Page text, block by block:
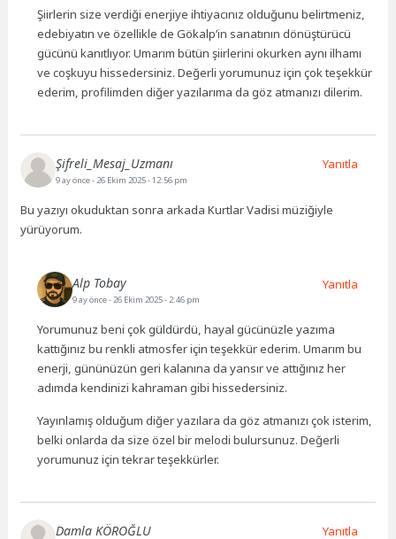
Şiirlerin size verdiği enerjiye ihtiyacınız olduğunu belirtmeniz,
edebiyatın ve özellikle de Gökalp’in sanatının dönüştürücü
gücünü kanıtlıyor. Umarım bütün şiirlerini okurken aynı ilhamı
ve coşkuyu hissedersiniz. Değerli yorumunuz için çok teşekkür
ederim, profilimden diğer yazılarıma da göz atmanızı dilerim.
Şifreli_Mesaj_Uzmanı
9 ay önce- 26 Ekim 2025 - 12:56 pm
Bu yazıyı okuduktan sonra arkada Kurtlar Vadisi müziğiyle
yürüyorum.
Yanıtla
Alp Tobay
9 ay önce- 26 Ekim 2025 - 2:46 pm
Yorumunuz beni çok güldürdü, hayal gücünüzle yazıma
kattığınız bu renkli atmosfer için teşekkür ederim. Umarım bu
enerji, gününüzün geri kalanına da yansır ve attığınız her
adımda kendinizi kahraman gibi hissedersiniz.
Yayınlamış olduğum diğer yazılara da göz atmanızı çok isterim,
belki onlarda da size özel bir melodi bulursunuz. Değerli
yorumunuz için tekrar teşekkürler.
Yanıtla
Damla KÖROĞLU Yanıtla